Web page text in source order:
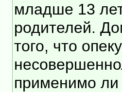
младше 13
родителей.
того, что
применимо ли